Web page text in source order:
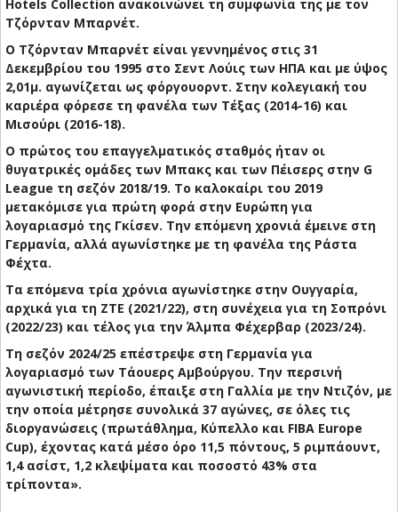
Hotels Collection ανακοινώνει τη συμφωνία της με τον
Τζόρνταν Μπαρνέτ.
Ο Τζόρνταν Μπαρνέτ είναι γεννημένος στις 31
Δεκεμβρίου του 1995 στο Σεντ Λούις των ΗΠΑ και με ύψος
2,01μ. αγωνίζεται ως φόργουορντ. Στην κολεγιακή του
καριέρα φόρεσε τη φανέλα των Τέξας (2014-16) και
Μισούρι (2016-18).
Ο πρώτος του επαγγελματικός σταθμός ήταν οι
θυγατρικές ομάδες των Μπακς και των Πέισερς στην G
League τη σεζόν 2018/19. Το καλοκαίρι του 2019
μετακόμισε για πρώτη φορά στην Ευρώπη για
λογαριασμό της Γκίσεν. Την επόμενη χρονιά έμεινε στη
Γερμανία, αλλά αγωνίστηκε με τη φανέλα της Ράστα
Φέχτα.
Τα επόμενα τρία χρόνια αγωνίστηκε στην Ουγγαρία,
αρχικά για τη ΖΤΕ (2021/22), στη συνέχεια για τη Σοπρόνι
(2022/23) και τέλος για την Άλμπα Φέχερβαρ (2023/24).
Τη σεζόν 2024/25 επέστρεψε στη Γερμανία για
λογαριασμό των Τάουερς Αμβούργου. Την περσινή
αγωνιστική περίοδο, έπαιξε στη Γαλλία με την Ντιζόν, με
την οποία μέτρησε συνολικά 37 αγώνες, σε όλες τις
διοργανώσεις (πρωτάθλημα, Κύπελλο και FIBA Europe
Cup), έχοντας κατά μέσο όρο 11,5 πόντους, 5 ριμπάουντ,
1,4 ασίστ, 1,2 κλεψίματα και ποσοστό 43% στα
τρίποντα».